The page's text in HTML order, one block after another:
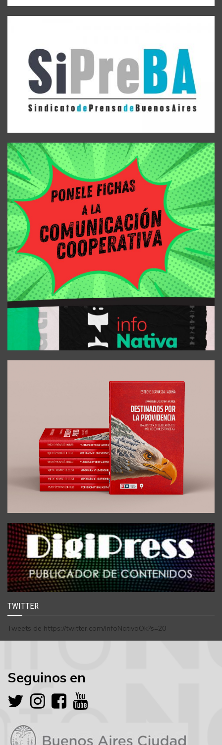
TWITTER
Tweets de https://twitter.com/InfoNativaOk?s=20
Seguinos en